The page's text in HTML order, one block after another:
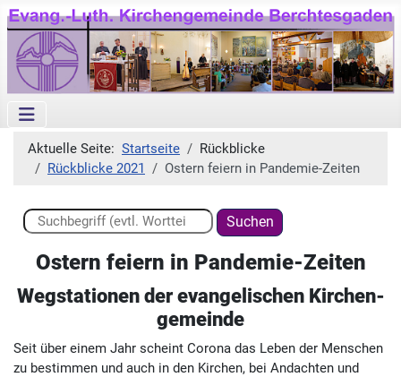
Aktuelle Seite: Startseite
Rückblicke
Rückblicke 2021
Ostern feiern in Pandemie-Zeiten
Suchen ...
Suchen
Ostern feiern in Pandemie-Zeiten
Wegstationen der evangelischen Kirchen­
gemeinde
Seit über einem Jahr scheint Corona das Leben der Men­schen
zu bestimmen und auch in den Kirchen, bei Andachten und